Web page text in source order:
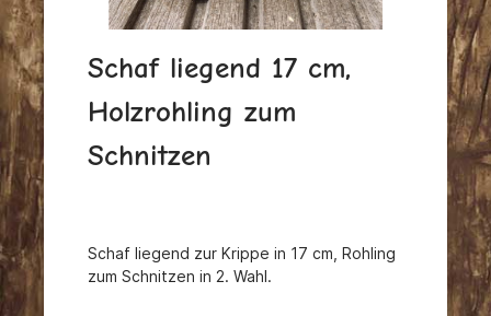
Schaf liegend 17 cm,
Holzrohling zum
Schnitzen
Schaf liegend zur Krippe in 17 cm, Rohling
zum Schnitzen in 2. Wahl.